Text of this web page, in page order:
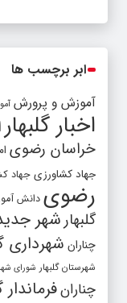
ابر برچسب ها
آموزش و پرورش
اخبار گلبهار
خراسان رضوی
جهاد کشاورزی جهاد
رضوی دانش
گلبهارشهر
چناران شهرداری
شهرستان گلبهار شورای
چنارانفرماندار